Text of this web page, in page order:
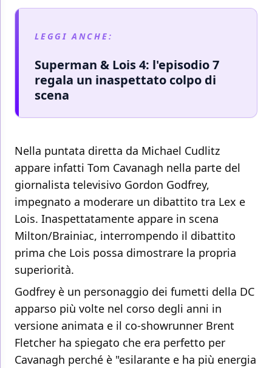
LEGGI ANCHE:
Superman & Lois 4: l'episodio 7
regala un inaspettato colpo di
scena
Nella puntata diretta da Michael Cudlitz
appare infatti Tom Cavanagh nella parte del
giornalista televisivo Gordon Godfrey,
impegnato a moderare un dibattito tra Lex e
Lois. Inaspettatamente appare in scena
Milton/Brainiac, interrompendo il dibattito
prima che Lois possa dimostrare la propria
superiorità.
Godfrey è un personaggio dei fumetti della DC
apparso più volte nel corso degli anni in
versione animata e il co-showrunner Brent
Fletcher ha spiegato che era perfetto per
Cavanagh perché è "esilarante e ha più energia